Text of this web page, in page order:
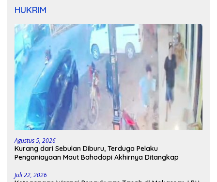
HUKRIM
Agustus 5, 2026
Kurang dari Sebulan Diburu, Terduga Pelaku
Penganiayaan Maut Bahodopi Akhirnya Ditangkap
Juli 22, 2026